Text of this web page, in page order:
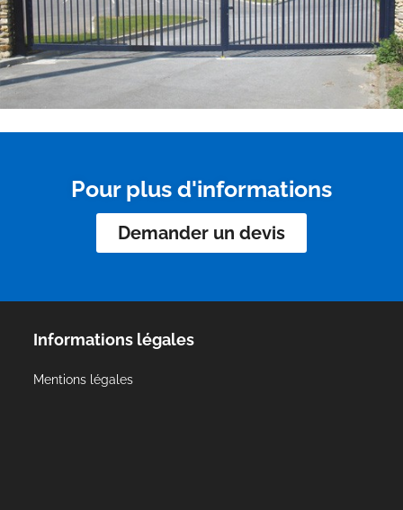
Pour plus d'informations
Demander un devis
Informations légales
Mentions légales